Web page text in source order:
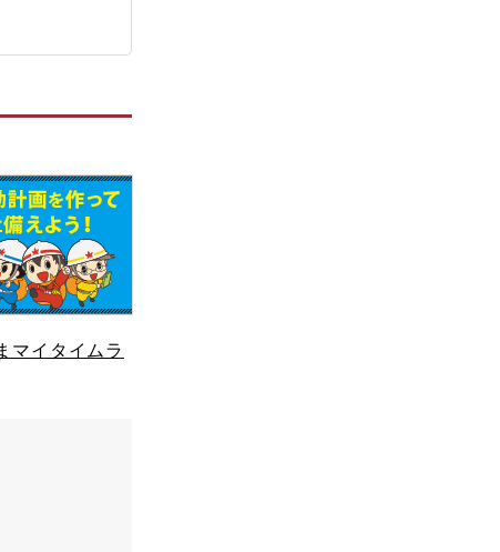
マイタイムラ